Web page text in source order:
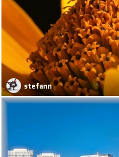
stefann